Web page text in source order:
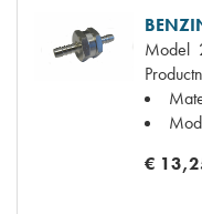
Model
€